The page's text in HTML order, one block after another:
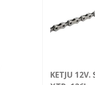
KETJU